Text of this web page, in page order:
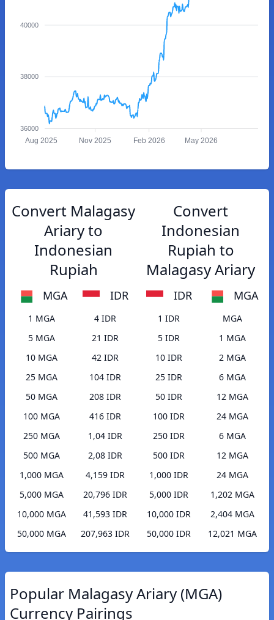
40000
38000
36000
Aug 2025 Nov 2025 Feb 2026 May 2026
Convert Malagasy
Ariary to
Indonesian
Rupiah
MGA IDR
1 MGA
4 IDR
5 MGA
21 IDR
10 MGA
42 IDR
25 MGA
104 IDR
50 MGA
208 IDR
100 MGA
416 IDR
250 MGA
1,04 IDR
500 MGA
2,08 IDR
1,000 MGA
4,159 IDR
5,000 MGA
20,796 IDR
10,000 MGA
41,593 IDR
50,000 MGA
207,963 IDR
Convert
Indonesian
Rupiah to
Malagasy Ariary
IDR MGA
1 IDR
MGA
5 IDR
1 MGA
10 IDR
2 MGA
25 IDR
6 MGA
50 IDR
12 MGA
100 IDR
24 MGA
250 IDR
6 MGA
500 IDR
12 MGA
1,000 IDR
24 MGA
5,000 IDR
1,202 MGA
10,000 IDR
2,404 MGA
50,000 IDR
12,021 MGA
Popular Malagasy Ariary (MGA)
Currency Pairings